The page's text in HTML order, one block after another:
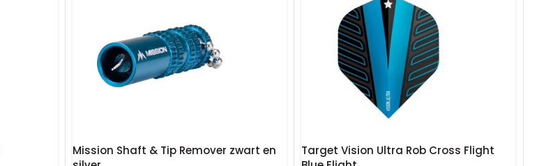
Mission Shaft & Tip Remover zwart en
Target Vision Ultra Rob Cross Flight